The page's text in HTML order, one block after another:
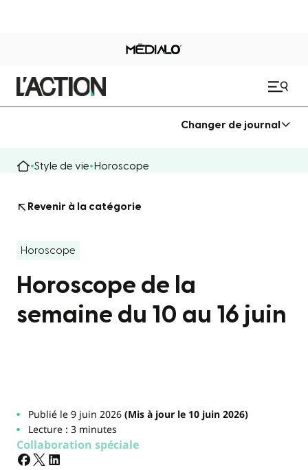
Changer de journal
Style de vie Horoscope
Revenir à la catégorie
Horoscope
Horoscope de la
semaine du 10 au 16 juin
Publié le 9 juin 2026(Mis à jour le 10 juin 2026)
Lecture : 3 minutes
Collaboration spéciale